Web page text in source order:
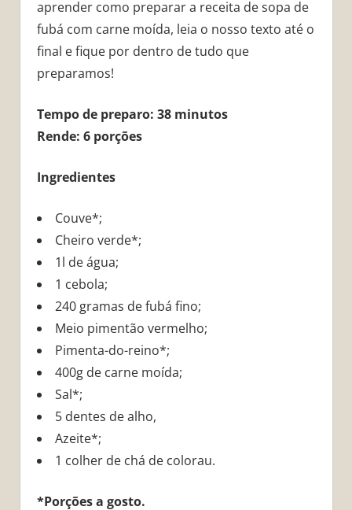
aprender como preparar a receita de sopa de
fubá com carne moída, leia o nosso texto até o
final e fique por dentro de tudo que
preparamos!
Tempo de preparo: 38 minutos
Rende: 6 porções
Ingredientes
Couve*;
Cheiro verde*;
1l de água;
1 cebola;
240 gramas de fubá fino;
Meio pimentão vermelho;
Pimenta-do-reino*;
400g de carne moída;
Sal*;
5 dentes de alho,
Azeite*;
1 colher de chá de colorau.
*Porções a gosto.